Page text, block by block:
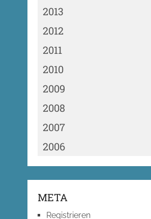
2013
2012
2011
2010
2009
2008
2007
2006
META
Registrieren